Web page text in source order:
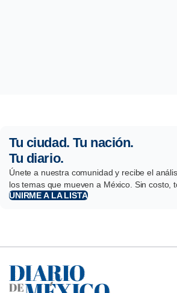
Tu ciudad. Tu nación.
Tu diario.
Únete a nuestra comunidad y recibe el
los temas que mueven a México. Sin costo,
UNIRME A LA LISTA